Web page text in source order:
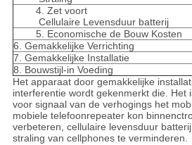
4. Zet voort
Cellulaire Levensduur batterij
5. Economische de Bouw Kosten
6. Gemakkelijke Verrichting
7. Gemakkelijke Installatie
8. Bouwstijl-in Voeding
Het apparaat door gemakkelijke
interferentie wordt gekenmerkt die. Het
voor signaal van de verhogings het
mobiele telefoonrepeater kon
verbeteren, cellulaire levensduur
straling van cellphones te verminderen.